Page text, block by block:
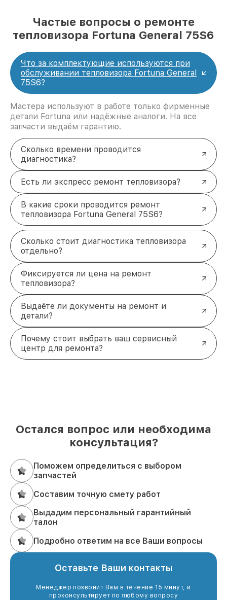
Частые вопросы о ремонте
тепловизора Fortuna General 75S6
Что за комплектующие используются при
обслуживании тепловизора Fortuna General
75S6?
Мастера используют в работе только фирменные
детали Fortuna или надёжные аналоги. На все
запчасти выдаём гарантию.
Сколько времени проводится
диагностика?
Есть ли экспресс ремонт тепловизора?
В какие сроки проводится ремонт
тепловизора Fortuna General 75S6?
Сколько стоит диагностика тепловизора
отдельно?
Фиксируется ли цена на ремонт
тепловизора?
Выдаёте ли документы на ремонт и
детали?
Почему стоит выбрать ваш сервисный
центр для ремонта?
Остался вопрос или необходима
консультация?
Поможем определиться с выбором
запчастей
Составим точную смету работ
Выдадим персональный гарантийный
талон
Подробно ответим на все Ваши вопросы
Оставьте Ваши контакты
Менеджер позвонит Вам в течение 15 минут, и
проконсультирует по любому вопросу